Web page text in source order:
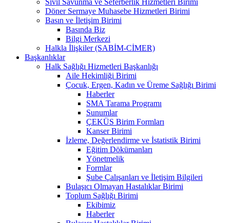
Döner Sermaye Muhasebe Hizmetleri Birimi
Basın ve İletişim Birimi
Basında Biz
Bilgi Merkezi
Halkla İlişkiler (SABİM-CİMER)
Başkanlıklar
Halk Sağlığı Hizmetleri Başkanlığı
Aile Hekimliği Birimi
Çocuk, Ergen, Kadın ve Üreme Sağlığı Birimi
Haberler
SMA Tarama Programı
Sunumlar
ÇEKÜS Birim Formları
Kanser Birimi
İzleme, Değerlendirme ve İstatistik Birimi
Eğitim Dökümanları
Yönetmelik
Formlar
Şube Çalışanları ve İletişim Bilgileri
Bulaşıcı Olmayan Hastalıklar Birimi
Toplum Sağlığı Birimi
Ekibimiz
Haberler